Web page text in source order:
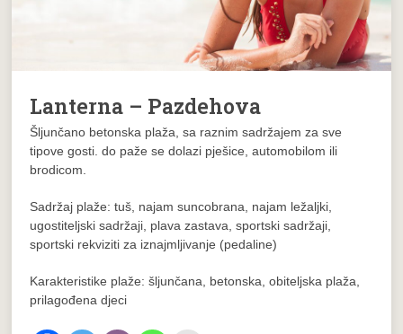
Lanterna – Pazdehova
Šljunčano betonska plaža, sa raznim sadržajem za sve
tipove gosti. do paže se dolazi pješice, automobilom ili
brodicom.
Sadržaj plaže: tuš, najam suncobrana, najam ležaljki,
ugostiteljski sadržaji, plava zastava, sportski sadržaji,
sportski rekviziti za iznajmljivanje (pedaline)
Karakteristike plaže: šljunčana, betonska, obiteljska plaža,
prilagođena djeci